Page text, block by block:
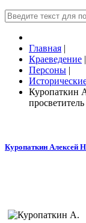
Главная |
Краеведение |
Персоны |
Куропаткин
просветитель
Куропаткин Алексей